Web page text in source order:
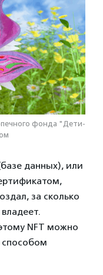
фонда "Дети-
данных), или
за сколько
NFT можно